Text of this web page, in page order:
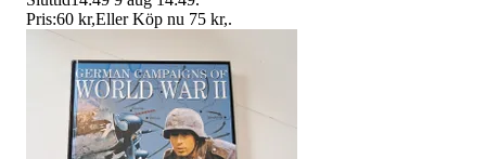
Pris:60 kr,Eller Köp nu 75 kr,.